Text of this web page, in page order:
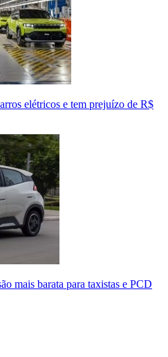
elétricos e tem prejuízo de R$
mais barata para taxistas e PCD